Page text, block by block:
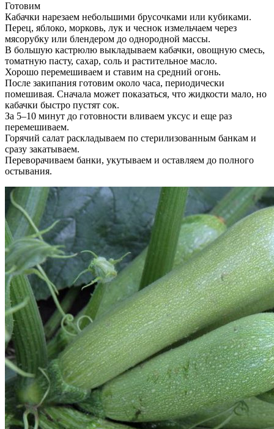
Готовим
Кабачки нарезаем небольшими брусочками или кубиками.
Перец, яблоко, морковь, лук и чеснок измельчаем через
мясорубку или блендером до однородной массы.
В большую кастрюлю выкладываем кабачки, овощную смесь,
томатную пасту, сахар, соль и растительное масло.
Хорошо перемешиваем и ставим на средний огонь.
После закипания готовим около часа, периодически
помешивая. Сначала может показаться, что жидкости мало, но
кабачки быстро пустят сок.
За 5–10 минут до готовности вливаем уксус и еще раз
перемешиваем.
Горячий салат раскладываем по стерилизованным банкам и
сразу закатываем.
Переворачиваем банки, укутываем и оставляем до полного
остывания.